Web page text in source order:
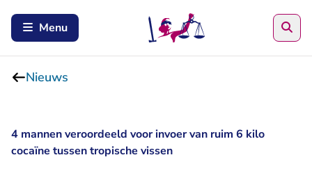
Menu
Nieuws
4 mannen veroordeeld voor invoer van ruim 6 kilo
cocaïne tussen tropische vissen